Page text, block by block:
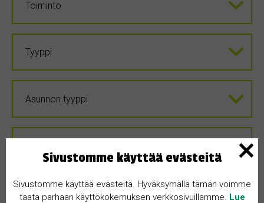
Sivustomme käyttää evästeitä
Sivustomme käyttää evästeitä. Hyväksymällä tämän voimme
taata parhaan käyttökokemuksen verkkosivuillamme. Lue